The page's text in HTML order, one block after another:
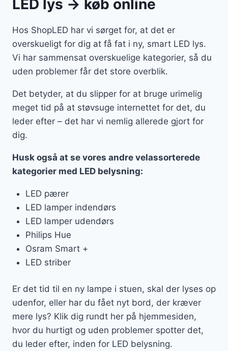
LED lys → køb online
Hos ShopLED har vi sørget for, at det er
overskueligt for dig at få fat i ny, smart LED lys.
Vi har sammensat overskuelige kategorier, så du
uden problemer får det store overblik.
Det betyder, at du slipper for at bruge urimelig
meget tid på at støvsuge internettet for det, du
leder efter – det har vi nemlig allerede gjort for
dig.
Husk også at se vores andre velassorterede
kategorier med LED belysning:
LED pærer
LED lamper indendørs
LED lamper udendørs
Philips Hue
Osram Smart +
LED striber
Er det tid til en ny lampe i stuen, skal der lyses op
udenfor, eller har du fået nyt bord, der kræver
mere lys? Klik dig rundt her på hjemmesiden,
hvor du hurtigt og uden problemer spotter det,
du leder efter, inden for LED belysning.